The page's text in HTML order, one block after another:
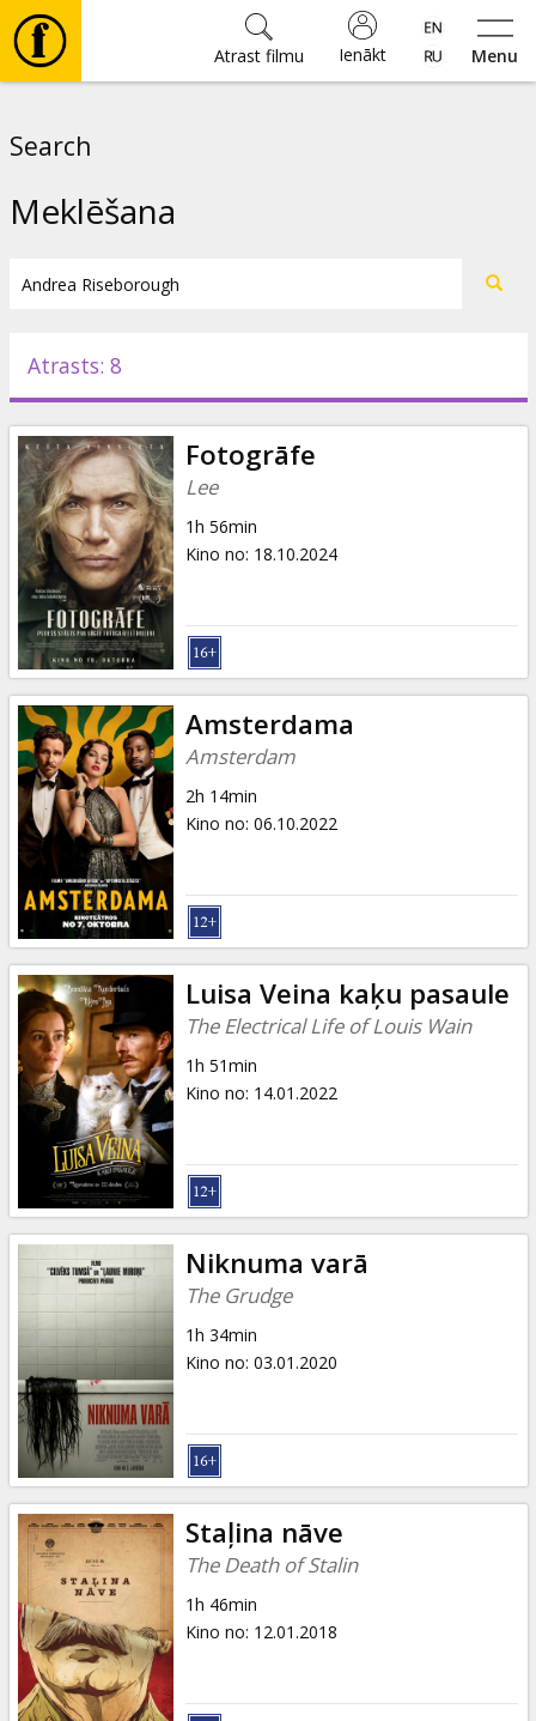
Menu
Ienākt
Atrast filmu
Pasākumi
Ziņas
Dāvanu
kartes
Uzkodas
B2B
Kino
Klubs
Search
Meklēšana
Atrasts: 8
Fotogrāfe
Lee
1h 56min
Kino no: 18.10.2024
Amsterdama
Amsterdam
2h 14min
Kino no: 06.10.2022
Luisa Veina kaķu pasaule
The Electrical Life of Louis Wain
1h 51min
Kino no: 14.01.2022
Niknuma varā
The Grudge
1h 34min
Kino no: 03.01.2020
Staļina nāve
The Death of Stalin
1h 46min
Kino no: 12.01.2018